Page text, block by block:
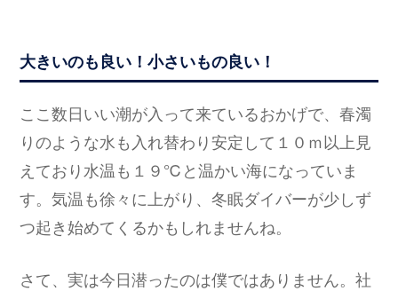
大きいのも良い！小さいもの良い！
ここ数日いい潮が入って来ているおかげで、春濁
りのような水も入れ替わり安定して１０ｍ以上見
えており水温も１９℃と温かい海になっていま
す。気温も徐々に上がり、冬眠ダイバーが少しず
つ起き始めてくるかもしれませんね。
さて、実は今日潜ったのは僕ではありません。社